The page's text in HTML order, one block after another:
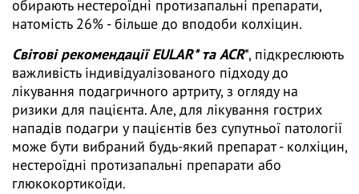
обирають нестероїдні протизапальні препарати,
натомість 26% - більше до вподоби колхіцин.
Світові рекомендації EULAR* та ACR*, підкреслюють
важливість індивідуалізованого підходу до
лікування подагричного артриту, з огляду на
ризики для пацієнта. Але, для лікування гострих
нападів подагри у пацієнтів без супутньої патології
може бути вибраний будь-який препарат - колхіцин,
нестероїдні протизапальні препарати або
глюкокортикоїди.